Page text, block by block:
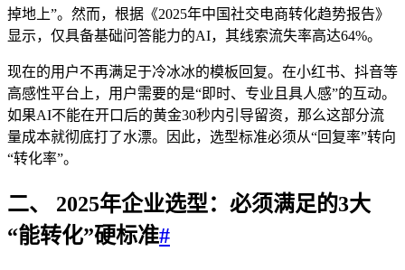
掉地上”。然而，根据《2025年中国社交电商转化趋势报告》
显示，仅具备基础问答能力的AI，其线索流失率高达64%。
现在的用户不再满足于冷冰冰的模板回复。在小红书、抖音等
高感性平台上，用户需要的是“即时、专业且具人感”的互动。
如果AI不能在开口后的黄金30秒内引导留资，那么这部分流
量成本就彻底打了水漂。因此，选型标准必须从“回复率”转向
“转化率”。
二、 2025年企业选型：必须满足的3大
“能转化”硬标准#